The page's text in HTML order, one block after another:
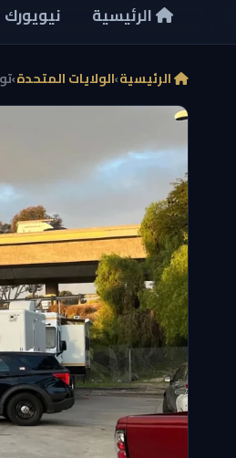
الرئيسية نيويورك
الرئيسية›الولايات المتحدة›